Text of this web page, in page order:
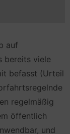
auf
bereits viele
befasst (Urteil
regelmäßig
öffentlich
und